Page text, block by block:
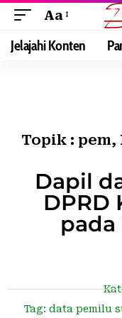
Aa
Jelajahi Konten
Topik : pem,
Dapil
DPRD
pada
Tag: data pemilu